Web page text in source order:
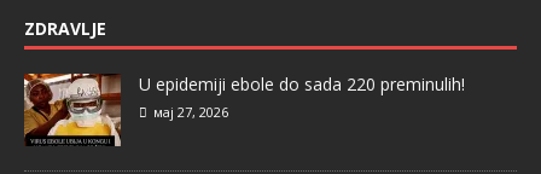
ZDRAVLJE
U epidemiji ebole do sada 220 preminulih!
мај 27, 2026